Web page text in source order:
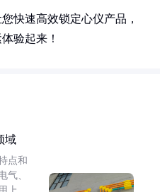
快速高效锁定心仪产品，
验起来！
域
点和
气、